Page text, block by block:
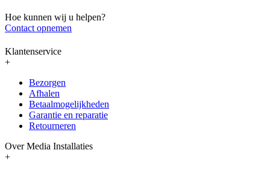
Hoe kunnen wij u helpen?
Contact opnemen
Klantenservice
+
Bezorgen
Afhalen
Betaalmogelijkheden
Garantie en reparatie
Retourneren
Over Media Installaties
+